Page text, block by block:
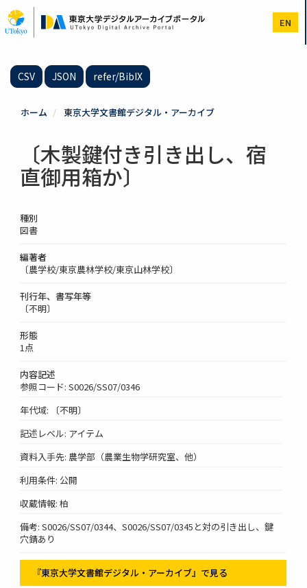
イ
ン
EN
CSV JSON refer/BibIX
ホーム 東京大学文書館デジタル・アーカイブ
〔木製鍵付き引き出し、宿
直御用箱か〕
種別
図書
編著者
〔農学校/東京農林学校/東京山林学校〕
刊行年、書写年等
〔不明〕
形態
1点
内容記述
参照コード: S0026/SS07/0346
年代域: 〔不明〕
記述レベル: アイテム
資料入手先: 農学部（農業生物学研究室、他）
利用条件: 公開
収蔵情報: 柏
備考: S0026/SS07/0344、S0026/SS07/0345と対の引き出し、鍵
穴錆あり
『東京大学文書館デジタル・アーカイブ』で見る